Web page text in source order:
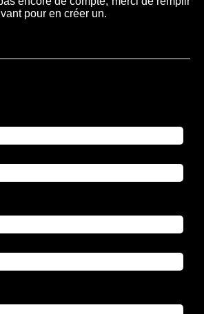
pour en créer un.